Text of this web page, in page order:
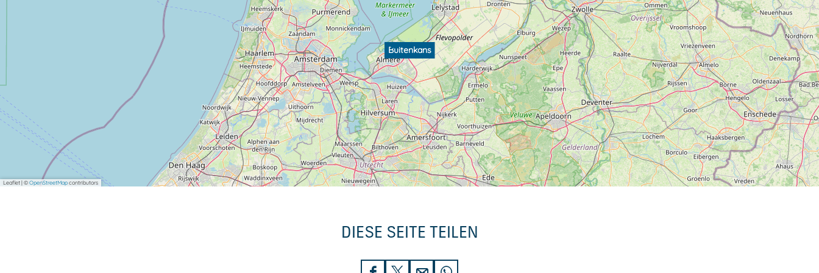
Buitenkans
Leaflet|©OpenStreetMapcontributors
DIESE SEITE TEILEN